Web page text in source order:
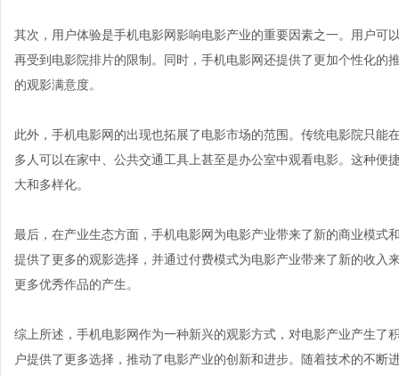
其次，用户体验是手机电影网影响电影产业的重要因素之一。用户可
再受到电影院排片的限制。同时，手机电影网还提供了更加个性化的
的观影满意度。
此外，手机电影网的出现也拓展了电影市场的范围。传统电影院只
多人可以在家中、公共交通工具上甚至是办公室中观看电影。这种
大和多样化。
最后，在产业生态方面，手机电影网为电影产业带来了新的商业模式
提供了更多的观影选择，并通过付费模式为电影产业带来了新的收入
更多优秀作品的产生。
综上所述，手机电影网作为一种新兴的观影方式，对电影产业产生了
户提供了更多选择，推动了电影产业的创新和进步。随着技术的不